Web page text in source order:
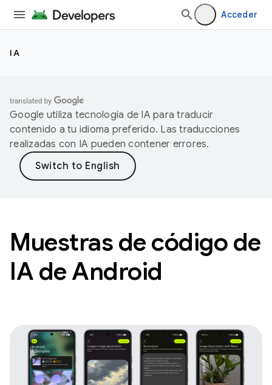
Acceder
IA
Google utiliza tecnología de IA para traducir
contenido a tu idioma preferido. Las traducciones
realizadas con IA pueden contener errores.
Muestras de código de
IA de Android